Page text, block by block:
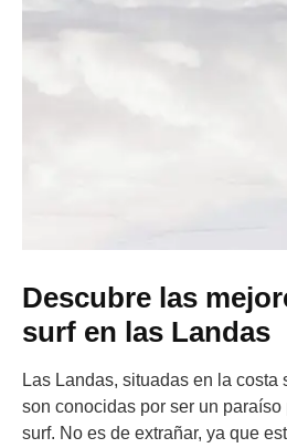
Descubre las
surf en las Landas
Las Landas, situadas en la costa
son conocidas por ser un paraíso
surf. No es de extrañar, ya que